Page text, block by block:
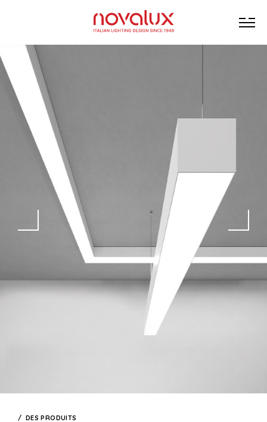
DES PRODUITS